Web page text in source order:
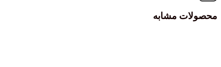
محصولات مشابه